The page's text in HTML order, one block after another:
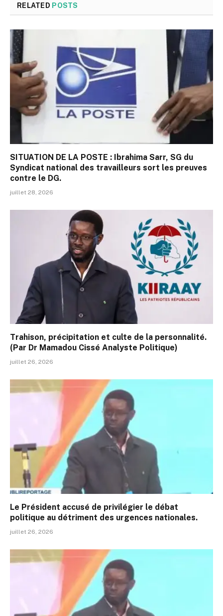
RELATED POSTS
SITUATION DE LA POSTE : Ibrahima Sarr, SG du
Syndicat national des travailleurs sort les preuves
contre le DG.
juillet 28, 2026
Trahison, précipitation et culte de la personnalité.
(Par Dr Mamadou Cissé Analyste Politique)
juillet 26, 2026
Le Président accusé de privilégier le débat
politique au détriment des urgences nationales.
juillet 26, 2026